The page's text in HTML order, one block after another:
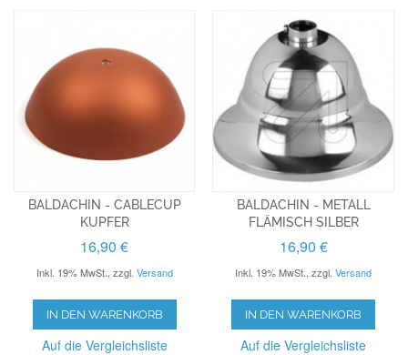
BALDACHIN - CABLECUP
KUPFER
16,90 €
Inkl. 19% MwSt. zzgl. Versand
IN DEN WARENKORB
Auf die Vergleichsliste
BALDACHIN - METALL
FLÄMISCH SILBER
16,90 €
Inkl. 19% MwSt. ,zzgl.Versand
IN DEN WARENKORB
Auf die Vergleichsliste